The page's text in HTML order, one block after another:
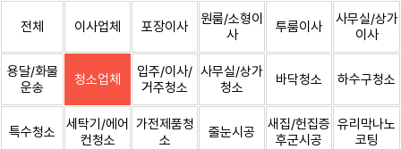
전체 이사업체 포장이사
원룸/소형이
사
투룸이사
사무실/상가
이사
용달/화물
운송
청소업체
입주/이사/
거주청소
사무실/상가
청소
바닥청소 하수구청소
특수청소
세탁기/에어
컨청소
가전제품청
소
줄눈시공
새집/헌집증
후군시공
유리막나노
코팅